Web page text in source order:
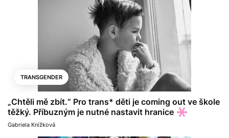
TRANSGENDER
„Chtěli mě zbít.“ Pro trans* děti je coming out ve škole
těžký. Příbuzným je nutné nastavit hranice
Gabriela Knížková